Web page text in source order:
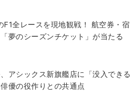
F1全レースを現地観戦！ 航空券・宿
夢のシーズンチケット」が当たる
アシックス新旗艦店に「没入できる
優の役作りとの共通点